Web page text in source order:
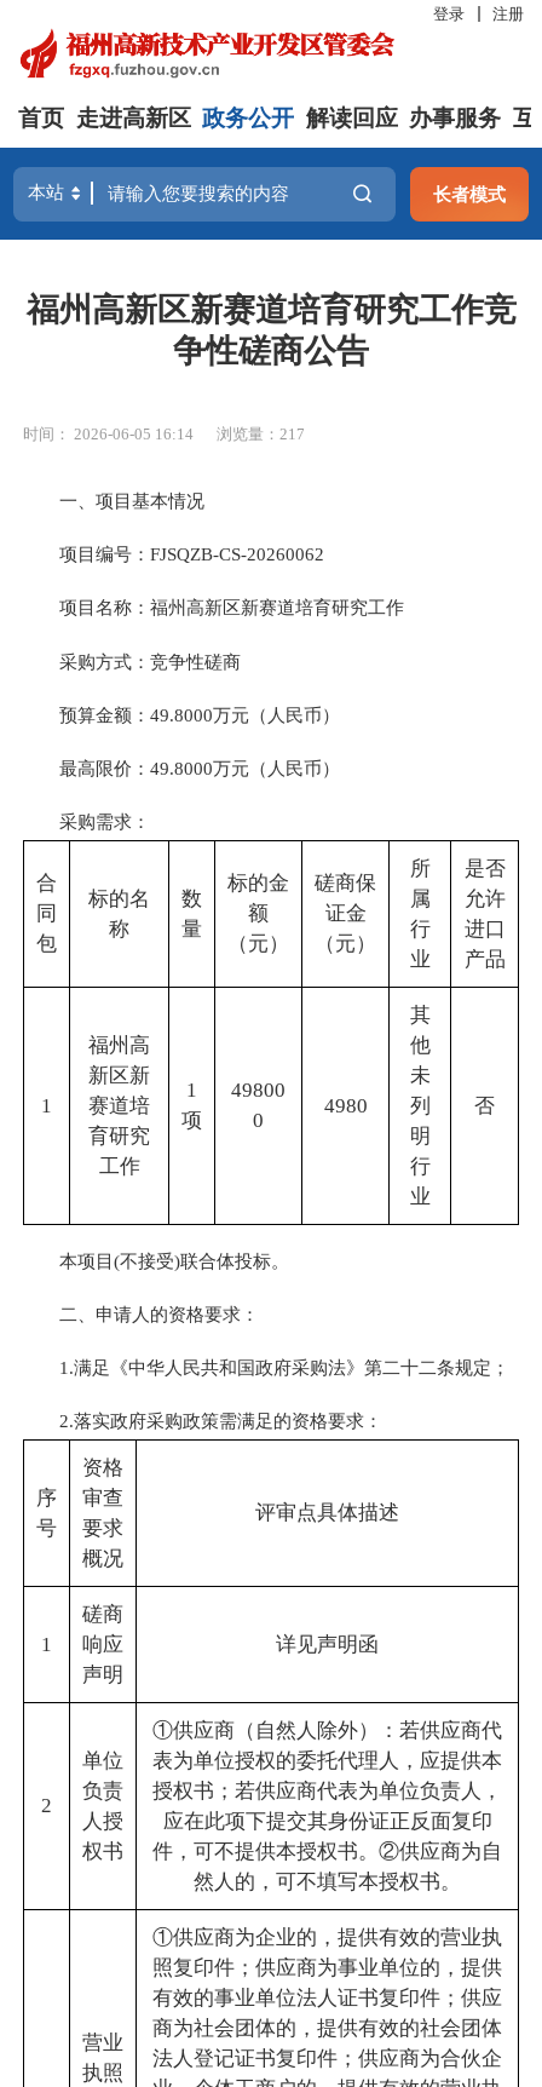
登录 注册
首页 走进高新区 政务公开 解读回应 办事服务 互
长者模式
福州高新区新赛道培育研究工作竞
争性磋商公告
时间： 2026-06-05 16:14 浏览量：217
一、项目基本情况
项目编号：FJSQZB-CS-20260062
项目名称：福州高新区新赛道培育研究工作
采购方式：竞争性磋商
预算金额：49.8000万元（人民币）
最高限价：49.8000万元（人民币）
采购需求：
合
同
包
标的名
称
数
量
标的金
额
（元）
磋商保
证金
（元）
所
属
行
业
是否
允许
进口
产品
1
福州高
新区新
赛道培
育研究
工作
1
项
49800
0
4980
其
他
未
列
明
行
业
否
本项目(不接受)联合体投标。
二、申请人的资格要求：
1.满足《中华人民共和国政府采购法》第二十二条规定；
2.落实政府采购政策需满足的资格要求：
序
号
资格
审查
要求
概况
评审点具体描述
1
磋商
响应
声明
详见声明函
2
单位
负责
人授
权书
①供应商（自然人除外）：若供应商代
表为单位授权的委托代理人，应提供本
授权书；若供应商代表为单位负责人，
应在此项下提交其身份证正反面复印
件，可不提供本授权书。②供应商为自
然人的，可不填写本授权书。
营业
执照
①供应商为企业的，提供有效的营业执
照复印件；供应商为事业单位的，提供
有效的事业单位法人证书复印件；供应
商为社会团体的，提供有效的社会团体
法人登记证书复印件；供应商为合伙企